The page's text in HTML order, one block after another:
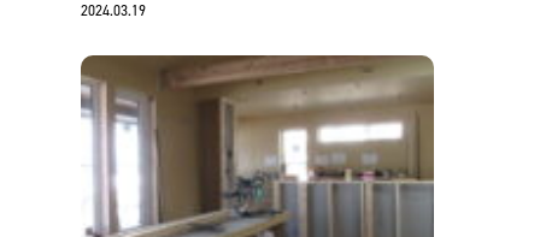
2024.03.19